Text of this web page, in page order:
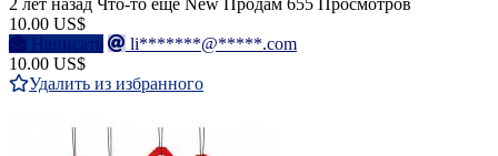
2 лет назад Что-то еще New Продам 655 Просмотров
10.00 US$
Написать
li*******@*****.com
10.00 US$
Удалить из избранного